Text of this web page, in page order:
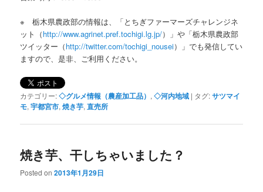
※ 栃木県農政部の情報は、「とちぎファーマーズチャレンジネ
ット（http://www.agrinet.pref.tochigi.lg.jp/）」や「栃木県農政部
ツイッター（http://twitter.com/tochigi_nousei）」でも発信してい
ますので、是非、ご利用ください。
カテゴリー:◇グルメ情報（農産加工品） ,◇河内地域 | タグ:サツマイ
モ,宇都宮市,焼き芋,直売所
焼き芋、干しちゃいました？
Posted on2013年1月29日